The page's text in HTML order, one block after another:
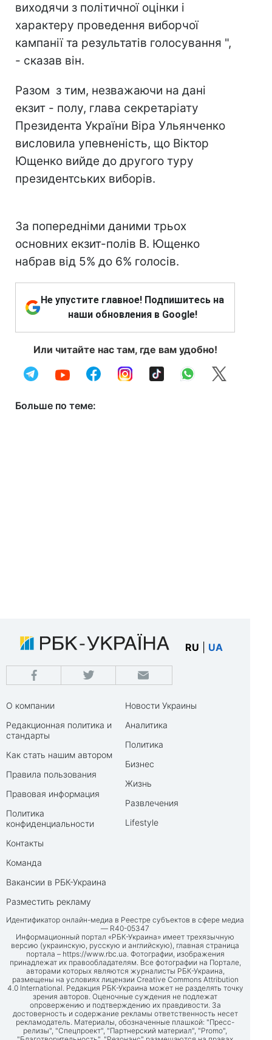
виходячи з політичної оцінки і
характеру проведення виборчої
кампанії та результатів голосування ",
- сказав він.
Разом з тим, незважаючи на дані
екзит - полу, глава секретаріату
Президента України Віра Ульянченко
висловила упевненість, що Віктор
Ющенко вийде до другого туру
президентських виборів.
За попередніми даними трьох
основних екзит-полів В. Ющенко
набрав від 5% до 6% голосів.
Не упустите главное! Подпишитесь на
наши обновления в Google!
Или читайте нас там, где вам удобно!
Больше по теме:
RU UA
О компании
Редакционная политика и
стандарты
Как стать нашим автором
Правила пользования
Правовая информация
Политика
конфиденциальности
Контакты
Команда
Вакансии в РБК-Украина
Разместить рекламу
Новости Украины
Аналитика
Политика
Бизнес
Жизнь
Развлечения
Lifestyle
Идентификатор онлайн-медиа в Реестре субъектов в сфере медиа
— R40-05347
Информационный портал «РБК-Украина» имеет трехязычную
версию (украинскую, русскую и английскую), главная страница
портала – https://www.rbc.ua. Фотографии, изображения
принадлежат их правообладателям. Все фотографии на Портале,
авторами которых являются журналисты РБК-Украина,
размещены на условиях лицензии Creative Commons Attribution
4.0 International. Редакция РБК-Украина может не разделять точку
зрения авторов. Оценочные суждения не подлежат
опровержению и подтверждению их правдивости. За
достоверность и содержание рекламы ответственность несет
рекламодатель. Материалы, обозначенные плашкой: "Пресс-
релизы", "Спецпроект", "Партнерский материал", "Promo",